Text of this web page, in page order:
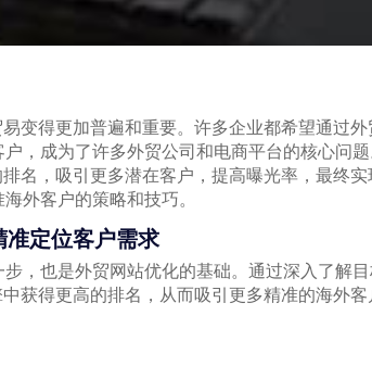
变得更加普遍和重要。许多企业都希望通过
，成为了许多外贸公司和电商平台的核心问
名，吸引更多潜在客户，提高曝光率，最终
外客户的策略和技巧。
准定位客户需求
，也是外贸网站优化的基础。通过深入了解
获得更高的排名，从而吸引更多精准的海外客